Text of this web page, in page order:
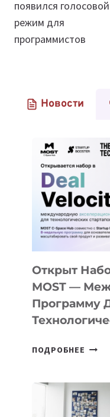
записям
появился голосовой
режим для
программистов
Новости
Открыт
MOST —
Программу
ПОДРОБНЕЕ
DEAL